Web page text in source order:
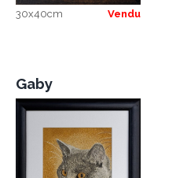
30x40cm Vendu
Gaby